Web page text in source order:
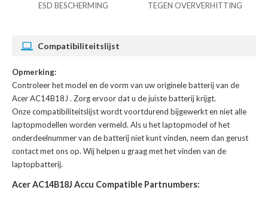
ESD BESCHERMING TEGEN OVERVERHITTING
Compatibiliteitslijst
Opmerking:
Controleer het model en de vorm van uw originele batterij van de
Acer AC14B18J . Zorg ervoor dat u de juiste batterij krijgt.
Onze compatibiliteitslijst wordt voortdurend bijgewerkt en niet alle
laptopmodellen worden vermeld. Als u het laptopmodel of het
onderdeelnummer van de batterij niet kunt vinden, neem dan gerust
contact met ons op. Wij helpen u graag met het vinden van de
laptopbatterij.
Acer AC14B18J Accu Compatible Partnumbers: